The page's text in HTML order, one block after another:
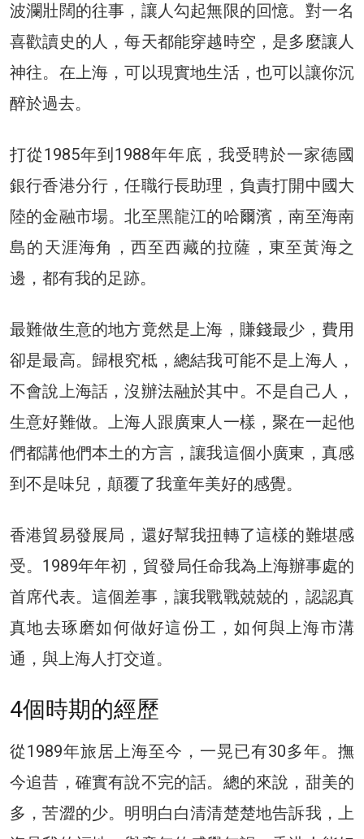
波瀾壯闊的往事，讓人勾起無限的回憶。對一名
喜歡讀史的人，每天都能穿越時空，是多麼讓人
神往。在上海，可以現實地生活，也可以讓你沉
醉於過去。
打從1985年到1988年年底，我受聘於一家德國
銀行香港分行，任職行長助理，負責打開中國大
陸的金融市場。北至黑龍江的哈爾濱，南至海南
島的天涯海角，西至西藏的拉薩，東至黃海之
邊，都有我的足跡。
最難做生意的地方竟然是上海，賺錢最少，費用
卻是最高。歸根究柢，總結我可能不是上海人，
不會說上海話，沒辦法融於其中。不是自己人，
生意好難做。上海人跟廣東人一樣，聚在一起他
們都講他們本土的方言，讓我這個小廣東，真感
到不是味兒，顛覆了我童年美好的感覺。
香港貿易發展局，還好幫我扭轉了這樣的難堪感
受。1989年年初，貿發局任命我為上海辦事處的
首席代表。這個差事，讓我戰戰兢兢的，認認真
真地去琢磨如何做好這份工，如何與上海市溝
通，與上海人打交道。
4個時期的經歷
從1989年旅居上海至今，一晃已有30多年。撫
今追昔，確實有說不完的話。總的來說，甜美的
多，苦澀的少。明明白白清清楚楚地告訴我，上